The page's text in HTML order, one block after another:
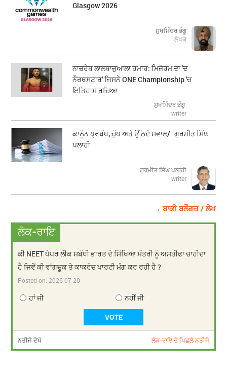
Glasgow 2026
ਸੁਖਮਿੰਦਰ ਭੰਗੂ
ਲੇਖਕ
ਨਾਜ਼ਰੇਥ ਲਾਲਥਾਜੁਆਲਾ ਹਮਾਰ: ਮਿਜ਼ੋਰਮ ਦਾ 'ਦ
ਨੌਰਥਸਟਾਰ' ਜਿਸਨੇ ONE Championship 'ਚ
ਇਤਿਹਾਸ ਰਚਿਆ
ਸੁਖਮਿੰਦਰ ਭੰਗੂ
writer
ਕਾਨੂੰਨ ਪ੍ਰਬੰਧ, ਚੁੱਪ ਅਤੇ ਉੱਠਦੇ ਸਵਾਲ/- ਗੁਰਮੀਤ ਸਿੰਘ
ਪਲਾਹੀ
ਗੁਰਮੀਤ ਸਿੰਘ ਪਲਾਹੀ
writer
→ ਬਾਕੀ ਬਲੌਗਜ਼ / ਲੇਖ
ਲੋਕ-ਰਾਇ
ਕੀ NEET ਪੇਪਰ ਲੀਕ ਸਬੰਧੀ ਭਾਰਤ ਦੇ ਸਿੱਖਿਆ ਮੰਤਰੀ ਨੂੰ ਅਸਤੀਫਾ ਚਾਹੀਦਾ
ਹੈ ਜਿਵੇਂ ਕੀ ਵਾਂਗਚੂਕ ਤੇ ਕਾਕਰੋਚ ਪਾਰਟੀ ਮੰਗ ਕਰ ਰਹੀ ਹੈ ?
Posted on:2026-07-20
ਹਾਂ ਜੀ ਨਹੀਂ ਜੀ
ਨਤੀਜੇ ਦੇਖੋ ਲੋਕ-ਰਾਇ ਦੇ ਪਿਛਲੇ ਨਤੀਜੇ